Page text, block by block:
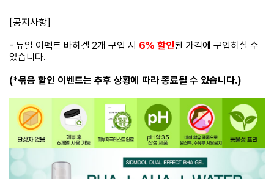
[공지사항]
- 듀얼 이펙트 바하겔 2개 구입 시 6% 할인된 가격에 구입하실 수
있습니다.
(*묶음 할인 이벤트는 추후 상황에 따라 종료될 수 있습니다.)